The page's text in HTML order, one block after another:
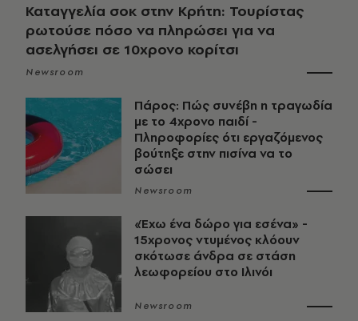
Καταγγελία σοκ στην Κρήτη: Τουρίστας
ρωτούσε πόσο να πληρώσει για να
ασελγήσει σε 10χρονο κορίτσι
Newsroom
Πάρος: Πώς συνέβη η τραγωδία
με το 4χρονο παιδί -
Πληροφορίες ότι εργαζόμενος
βούτηξε στην πισίνα να το
σώσει
Newsroom
«Έχω ένα δώρο για εσένα» -
15χρονος ντυμένος κλόουν
σκότωσε άνδρα σε στάση
λεωφορείου στο Ιλινόι
Newsroom